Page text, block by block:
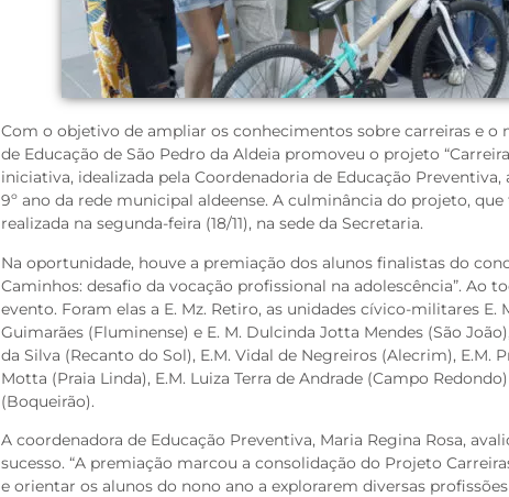
Com o objetivo de ampliar os conhecimentos sobre carreiras e o
de Educação de São Pedro da Aldeia promoveu o projeto
iniciativa, idealizada pela Coordenadoria de Educação
9º ano da rede municipal aldeense. A culminância do projeto,
realizada na segunda-feira (18/11), na sede da Secretaria.
Na oportunidade, houve a premiação dos alunos finalistas do
Caminhos: desafio da vocação profissional na adolescência”. Ao
evento. Foram elas a E. Mz. Retiro, as unidades cívico-militares E.
Guimarães (Fluminense) e E. M. Dulcinda Jotta Mendes (São
da Silva (Recanto do Sol), E.M. Vidal de Negreiros (Alecrim), E.M.
Motta (Praia Linda), E.M. Luiza Terra de Andrade (Campo
(Boqueirão).
A coordenadora de Educação Preventiva, Maria Regina Rosa,
sucesso. “A premiação marcou a consolidação do Projeto
e orientar os alunos do nono ano a explorarem diversas